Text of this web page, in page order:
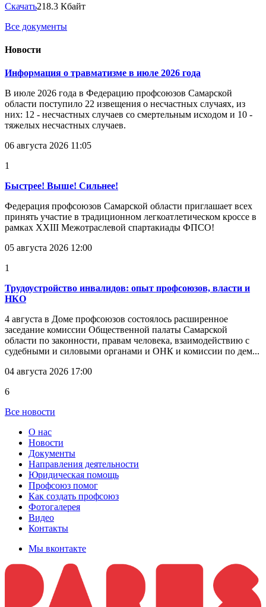
Скачать218.3 Кбайт
Все документы
Новости
Информация о травматизме в июле 2026 года
В июле 2026 года в Федерацию профсоюзов Самарской
области поступило 22 извещения о несчастных случаях, из
них: 12 - несчастных случаев со смертельным исходом и 10 -
тяжелых несчастных случаев.
06 августа 2026 11:05
1
Быстрее! Выше! Сильнее!
Федерация профсоюзов Самарской области приглашает всех
принять участие в традиционном легкоатлетическом кроссе в
рамках XXIII Межотраслевой спартакиады ФПСО!
05 августа 2026 12:00
1
Трудоустройство инвалидов: опыт профсоюзов, власти и
НКО
4 августа в Доме профсоюзов состоялось расширенное
заседание комиссии Общественной палаты Самарской
области по законности, правам человека, взаимодействию с
судебными и силовыми органами и ОНК и комиссии по дем...
04 августа 2026 17:00
6
Все новости
О нас
Новости
Документы
Направления деятельности
Юридическая помощь
Профсоюз помог
Как создать профсоюз
Фотогалерея
Видео
Контакты
Мы вконтакте